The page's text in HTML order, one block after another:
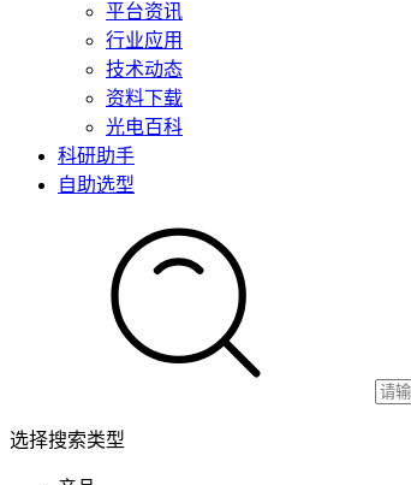
平台资讯
行业应用
技术动态
资料下载
光电百科
科研助手
自助选型
选择搜索类型